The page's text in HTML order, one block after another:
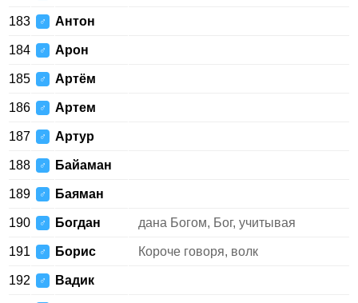
183 ♂ Антон
184 ♂ Арон
185 ♂ Артём
186 ♂ Артем
187 ♂ Артур
188 ♂ Байаман
189 ♂ Баяман
190 ♂ Богдан дана Богом, Бог, учитывая
191 ♂ Борис Короче говоря, волк
192 ♂ Вадик